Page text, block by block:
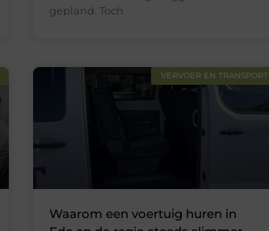
gepland. Toch
VERVOER EN TRANSPORT
Waarom een voertuig huren in